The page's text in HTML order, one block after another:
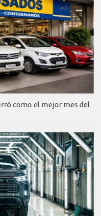
como el mejor mes del